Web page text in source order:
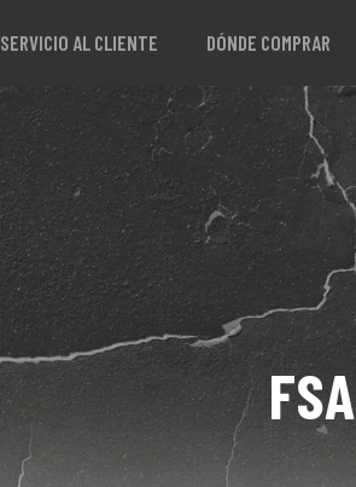
SERVICIO AL CLIENTE DÓNDE COMPRAR
FSA